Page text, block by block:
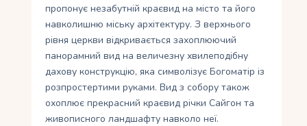
пропонує незабутній краєвид на місто та його
навколишню міську архітектуру. З верхнього
рівня церкви відкривається захоплюючий
панорамний вид на величезну хвилеподібну
дахову конструкцію, яка символізує Богоматір із
розпростертими руками. Вид з собору також
охоплює прекрасний краєвид річки Сайгон та
живописного ландшафту навколо неї.